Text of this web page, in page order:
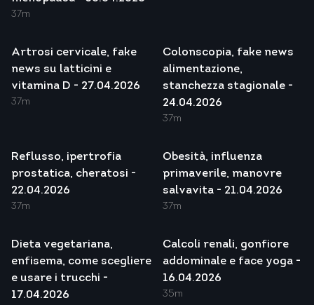
37m
Artrosi cervicale, fake
news su latticini e
vitamina D - 27.04.2026
37m
Colonscopia, fake news
alimentazione,
stanchezza stagionale -
24.04.2026
37m
Reflusso, ipertrofia
prostatica, cheratosi -
22.04.2026
37m
Obesità, influenza
primaverile, manovre
salvavita - 21.04.2026
37m
Dieta vegetariana,
enfisema, come scegliere
e usare i trucchi -
17.04.2026
Calcoli renali, gonfiore
addominale e face yoga -
16.04.2026
35m